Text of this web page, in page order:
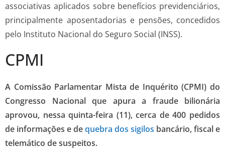
associativas aplicados sobre benefícios previdenciários,
principalmente aposentadorias e pensões, concedidos
pelo Instituto Nacional do Seguro Social (INSS).
CPMI
A Comissão Parlamentar Mista de Inquérito (CPMI) do
Congresso Nacional que apura a fraude bilionária
aprovou, nessa quinta-feira (11), cerca de 400 pedidos
de informações e dequebra dos sigilos bancário, fiscal e
telemático de suspeitos.